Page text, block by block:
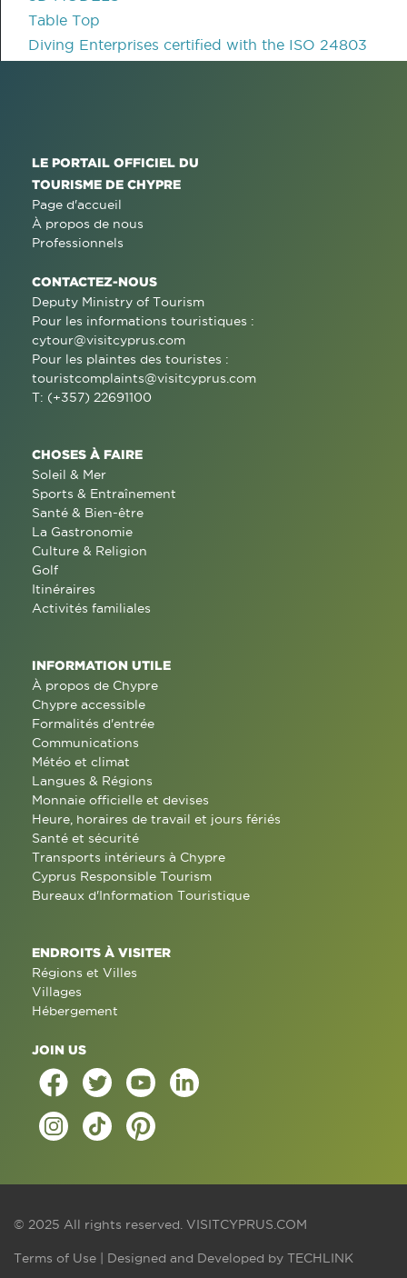
Table Top
Diving Enterprises certified with the ISO 24803
LE PORTAIL OFFICIEL DU
TOURISME DE CHYPRE
Page d'accueil
À propos de nous
Professionnels
CONTACTEZ-NOUS
Deputy Ministry of Tourism
Pour les informations touristiques :
cytour@visitcyprus.com
Pour les plaintes des touristes :
touristcomplaints@visitcyprus.com
T: (+357) 22691100
CHOSES À FAIRE
Soleil & Mer
Sports & Entraînement
Santé & Bien-être
La Gastronomie
Culture & Religion
Golf
Itinéraires
Activités familiales
INFORMATION UTILE
À propos de Chypre
Chypre accessible
Formalités d'entrée
Communications
Météo et climat
Langues & Régions
Monnaie officielle et devises
Heure, horaires de travail et jours fériés
Santé et sécurité
Transports intérieurs à Chypre
Cyprus Responsible Tourism
Bureaux d'Information Touristique
ENDROITS À VISITER
Régions et Villes
Villages
Hébergement
JOIN US
© 2025 All rights reserved. VISITCYPRUS.COM
Terms of Use | Designed and Developed by TECHLINK